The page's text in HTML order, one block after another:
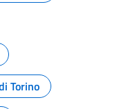
Torino